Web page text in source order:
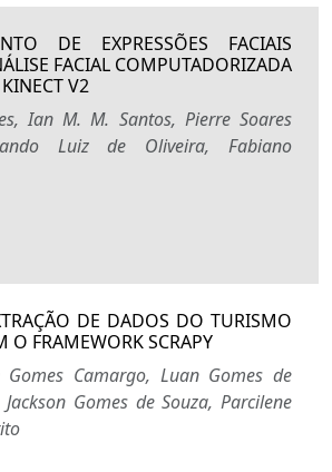
DE EXPRESSÕES FACIAIS
FACIAL COMPUTADORIZADA
V2
Ian M. M. Santos, Pierre Soares
Luiz de Oliveira, Fabiano
DE DADOS DO TURISMO
O FRAMEWORK SCRAPY
Gomes Camargo, Luan Gomes de
Gomes de Souza, Parcilene